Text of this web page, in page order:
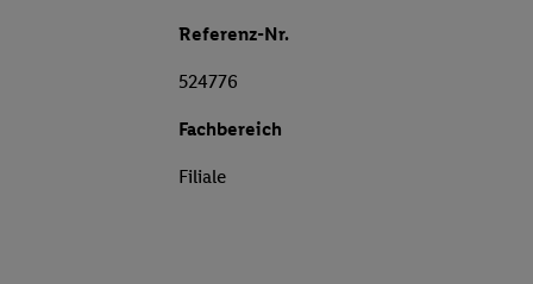
Referenz-Nr.
524776
Fachbereich
Filiale